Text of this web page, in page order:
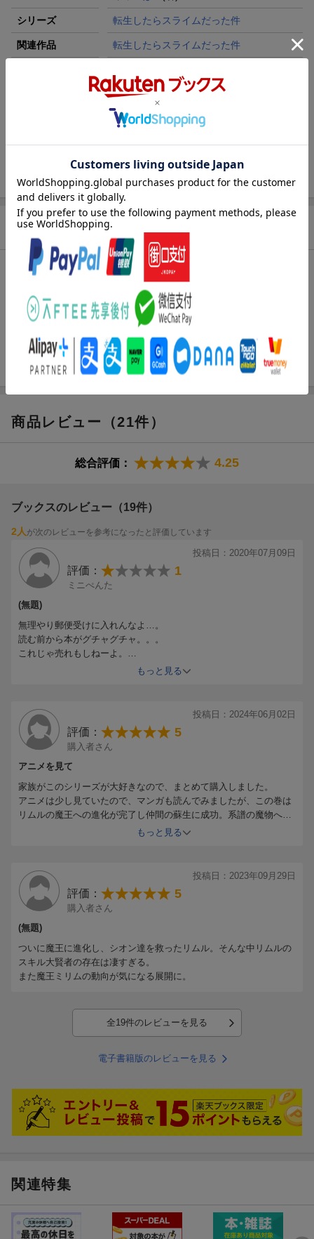
シリーズ 転生したらスライムだった件
関連作品 転生したらスライムだった件
講談社
コミック
ページ数 192p
9784065201275
商品説明
内容紹介（JPROより）
世界の言葉が響き、リムルの魔王化が始まった。
リムル本人の意識が関知し得ぬ魂の深淵にて
大賢者は静かに主の望みを叶える為に進化するーー。
魔王となったリムルの理性は保たれているのか？
そしてシオン達の復活はなるのかーー？
商品レビュー（21件）
総合評価： 4.25
ブックスのレビュー（19件）
2人 が次のレビューを参考になったと評価しています
投稿日：2020年07月09日
評価： 1
ミニぺんた
(無題)
無理やり郵便受けに入れんなよ…。
読む前から本がグチャグチャ。。。
これじゃ売れもしねーよ。
もっと見る
投稿日：2024年06月02日
評価： 5
購入者さん
アニメを見て
家族がこのシリーズが大好きなので、まとめて購入しました。
アニメは少し見ていたので、マンガも読んでみましたが、この巻は
リムルの魔王への進化が完了し仲間の蘇生に成功。系譜の魔物への
祝福と続きます。身体能力も魔素もスキルも飛躍的に向上し、大賢
もっと見る
投稿日：2023年09月29日
評価： 5
購入者さん
(無題)
ついに魔王に進化し、シオン達を救ったリムル。そんな中リムルの
スキル大賢者の存在は凄すぎる。
また魔王ミリムの動向が気になる展開に。
全19件のレビューを見る
電子書籍版のレビューを見る
関連特集